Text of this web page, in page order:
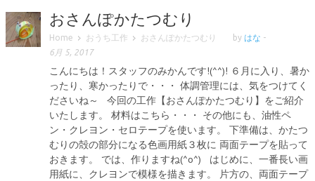
おさんぽかたつむり
Home おうち工作 おさんぽかたつむり by はな -
6月 5, 2017
こんにちは！スタッフのみかんです!(^^)! ６月に入り、暑か
ったり、寒かったりで・・・ 体調管理には、気をつけてく
ださいね～ 今回の工作【おさんぽかたつむり】をご紹介
いたします。 材料はこちら・・・ その他にも、油性ペ
ン・クレヨン・セロテープを使います。 下準備は、かたつ
むりの殻の部分になる色画用紙３枚に 両面テープを貼って
おきます。 では、作りますね(^o^) はじめに、一番長い画
用紙に、クレヨンで模様を描きます。 片方の、両面テープ